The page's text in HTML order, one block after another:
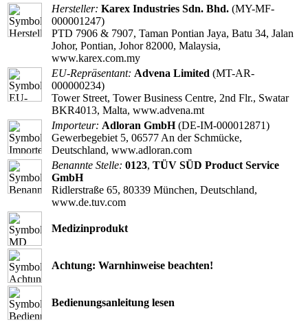
Hersteller: Karex Industries Sdn. Bhd. (MY-MF-
000001247)
PTD 7906 & 7907, Taman Pontian Jaya, Batu 34, Jalan
Johor, Pontian, Johor 82000, Malaysia,
www.karex.com.my
EU-Repräsentant: Advena Limited (MT-AR-
000000234)
Tower Street, Tower Business Centre, 2nd Flr., Swatar
BKR4013, Malta, www.advena.mt
Importeur: Adloran GmbH(DE-IM-000012871)
Gewerbegebiet 5, 06577 An der Schmücke,
Deutschland, www.adloran.com
Benannte Stelle: 0123, TÜV SÜD Product Service
GmbH
Ridlerstraße 65, 80339 München, Deutschland,
www.de.tuv.com
Medizinprodukt
Achtung: Warnhinweise beachten!
Bedienungsanleitung lesen